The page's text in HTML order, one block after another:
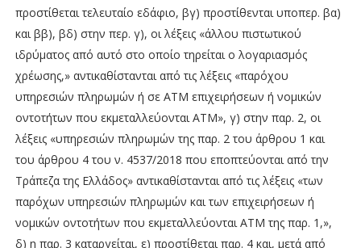
προστίθεται τελευταίο εδάφιο, βγ) προστίθενται υποπερ. βα)
και ββ), βδ) στην περ. γ), οι λέξεις «άλλου πιστωτικού
ιδρύματος από αυτό στο οποίο τηρείται ο λογαριασμός
χρέωσης,» αντικαθίστανται από τις λέξεις «παρόχου
υπηρεσιών πληρωμών ή σε ATM επιχειρήσεων ή νομικών
οντοτήτων που εκμεταλλεύονται ΑΤΜ», γ) στην παρ. 2, οι
λέξεις «υπηρεσιών πληρωμών της παρ. 2 του άρθρου 1 και
του άρθρου 4 του ν. 4537/2018 που εποπτεύονται από την
Τράπεζα της Ελλάδος» αντικαθίστανται από τις λέξεις «των
παρόχων υπηρεσιών πληρωμών και των επιχειρήσεων ή
νομικών οντοτήτων που εκμεταλλεύονται ΑΤΜ της παρ. 1,»,
δ) η παρ. 3 καταργείται, ε) προστίθεται παρ. 4 και, μετά από